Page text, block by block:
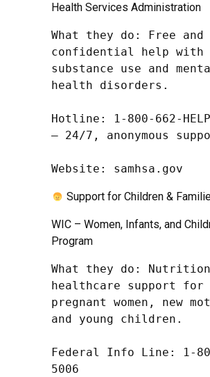
Health Services Administration
What they do: Free and
confidential help with
substance use and
health disorders.
Hotline: 1-800-662-
– 24/7, anonymous
Website: samhsa.gov
Support for Children &
WIC – Women, Infants, and
Program
What they do:
healthcare support for
pregnant women, new
and young children.
Federal Info Line: 1-
5006